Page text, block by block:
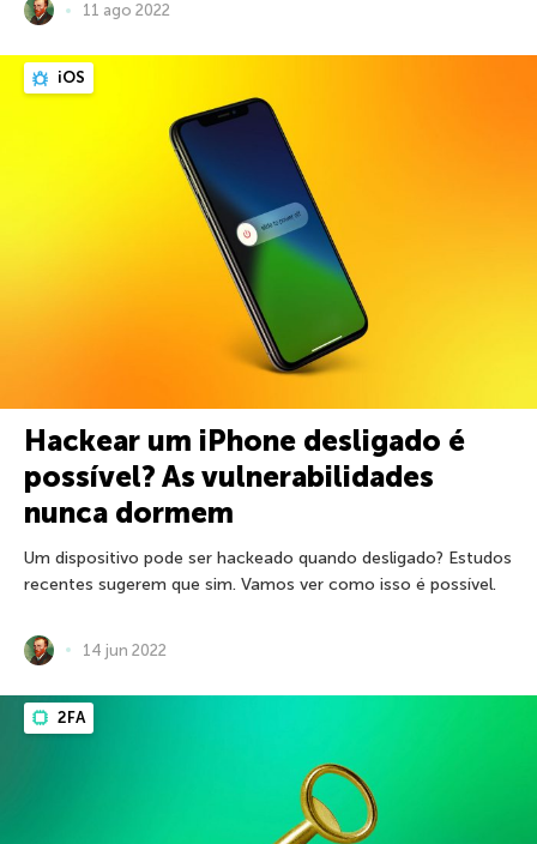
11 ago 2022
iOS
Hackear um iPhone desligado é
possível? As vulnerabilidades
nunca dormem
Um dispositivo pode ser hackeado quando desligado? Estudos
recentes sugerem que sim. Vamos ver como isso é possível.
14 jun 2022
2FA